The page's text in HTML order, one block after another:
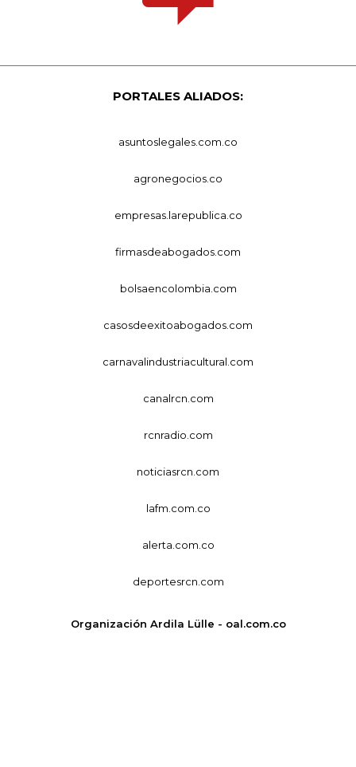
PORTALES ALIADOS:
asuntoslegales.com.co
agronegocios.co
empresas.larepublica.co
firmasdeabogados.com
bolsaencolombia.com
casosdeexitoabogados.com
carnavalindustriacultural.com
canalrcn.com
rcnradio.com
noticiasrcn.com
lafm.com.co
alerta.com.co
deportesrcn.com
Organización Ardila Lülle - oal.com.co